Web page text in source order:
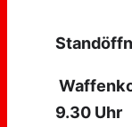
9.30 Uhr